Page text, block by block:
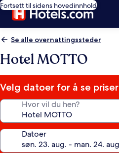
Fortsett til sidens hovedinnhold
Se alle overnattingssteder
Hotel MOTTO
Velg datoer for å se priser
Hvor vil du hen?
Datoer